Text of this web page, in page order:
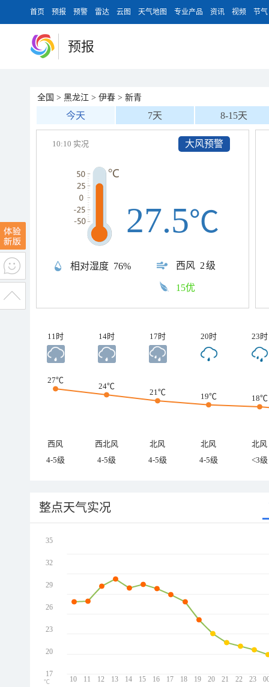
首页 预报 预警 雷达 云图 天气地图 专业产品 资讯 视频 节气
预报
全国 > 黑龙江 > 伊春 > 新青
今天 7天 8-15天
大风预警
10:10 实况
相对湿度 76% 西风 2级
27.5℃
15优
11时 14时 17时 20时 23时
27℃
24℃
21℃ 19℃ 18℃
西风 西北风 北风 北风
北风
4-5级
4-5级 4-5级 4-5级 <3级
整点天气实况
10 11 12 13 14 15 16 17 18 19 20 21 22 23
35
32
29
26
23
20
17
℃